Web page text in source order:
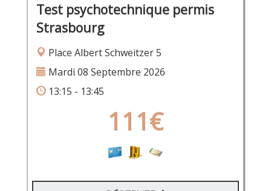
Test psychotechnique permis
Strasbourg
Place Albert Schweitzer 5
Mardi 08 Septembre 2026
13:15 - 13:45
111€